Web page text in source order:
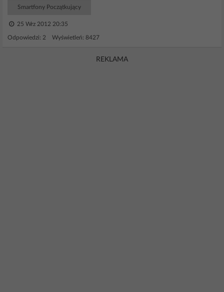
Smartfony Początkujący
25 Wrz 2012 20:35
Odpowiedzi: 2 Wyświetleń: 8427
REKLAMA